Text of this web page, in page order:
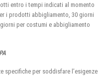
entro i tempi indicati al momento
i prodotti abbigliamento, 30 giorni
per costumi e abbigliamento
specifiche per soddisfare l’esigenze